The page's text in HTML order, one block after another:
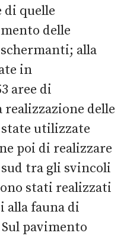
di quelle
delle
alla
in
aree di
delle
utilizzate
poi di realizzare
tra gli svincoli
stati realizzati
alla fauna di
pavimento